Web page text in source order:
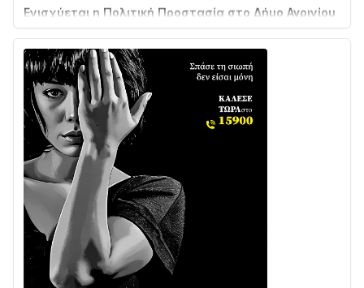
με δύο νέα υδροφόρα οχήματα
Διαβάστε την «Ναυπακτία» που κυκλοφορεί
31/07 • 08:16
Δωρίδα για Όλους: «Καμία εκχώρηση των νερών
στην ΕΥΔΑΠ»
28/07 • 21:46
Διαβάστε την «Ναυπακτία» που κυκλοφορεί
24/07 • 11:31
ΕΚΤΑΚΤΟ – ΝΑΥΠΑΚΤΙΑ: ΣΥΝΑΓΕΡΜΟΣ ΣΤΗΝ
ΠΥΡΟΣΒΕΣΤΙΚΗ ΓΙΑ ΦΩΤΙΑ ΣΤΟΝ ΑΓΙΟ ΗΛΙΑ ΠΡΙΝ ΤΗ
ΓΡΑΝΙΤΣΑ
24/07 • 11:03